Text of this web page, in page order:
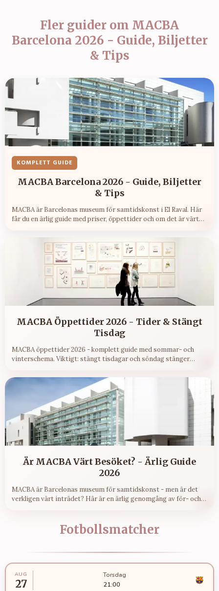
Fler guider om MACBA
Barcelona 2026 - Guide, Biljetter
& Tips
KOMPLETT GUIDE
MACBA Barcelona 2026 - Guide, Biljetter
& Tips
MACBA är Barcelonas museum för samtidskonst i El Raval. Här
får du en ärlig guide med priser, öppettider och om det är värt
MACBA Öppettider 2026 - Tider & Stängt
Tisdag
MACBA öppettider 2026 - komplett guide med sommar- och
vinterschema. Viktigt: stängt tisdagar och söndag stänger
Är MACBA Värt Besöket? - Ärlig Guide
2026
MACBA är Barcelonas museum för samtidskonst - men är det
verkligen värt inträdet? Här är en ärlig genomgång av för- och
Fotbollsmatcher
AUG
27
Torsdag
21:00